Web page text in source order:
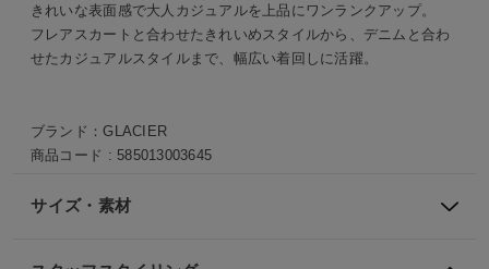
きれいな表面感で大人カジュアルを上品にワンランクアップ。
フレアスカートと合わせたきれいめスタイルから、デニムと合わ
せたカジュアルスタイルまで、幅広い着回しに活躍。
ブランド：GLACIER
商品コード : 585013003645
サイズ・素材